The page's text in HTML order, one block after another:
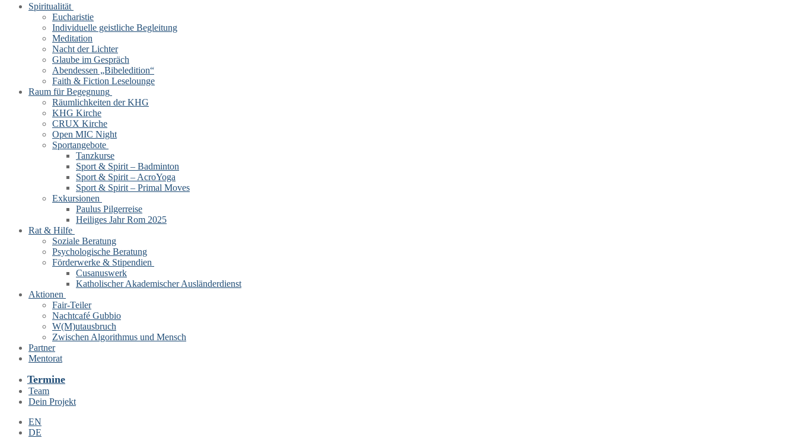
Spiritualität
Eucharistie
Individuelle geistliche Begleitung
Meditation
Nacht der Lichter
Glaube im Gespräch
Abendessen „Bibeledition“
Faith & Fiction Leselounge
Raum für Begegnung
Räumlichkeiten der KHG
KHG Kirche
CRUX Kirche
Open MIC Night
Sportangebote
Tanzkurse
Sport & Spirit – Badminton
Sport & Spirit – AcroYoga
Sport & Spirit – Primal Moves
Exkursionen
Paulus Pilgerreise
Heiliges Jahr Rom 2025
Rat & Hilfe
Soziale Beratung
Psychologische Beratung
Förderwerke & Stipendien
Cusanuswerk
Katholischer Akademischer Ausländerdienst
Aktionen
Fair-Teiler
Nachtcafé Gubbio
W(M)utausbruch
Zwischen Algorithmus und Mensch
Partner
Mentorat
Termine
Team
Dein Projekt
EN
DE